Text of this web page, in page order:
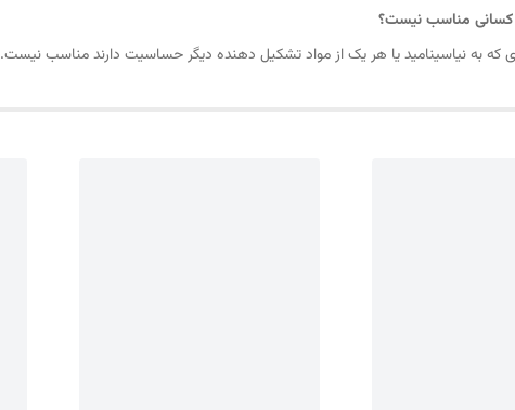
کسانی مناسب نیست؟
که به نیاسینامید یا هر یک از مواد تشکیل دهنده دیگر حساسیت دارند مناسب نیست.